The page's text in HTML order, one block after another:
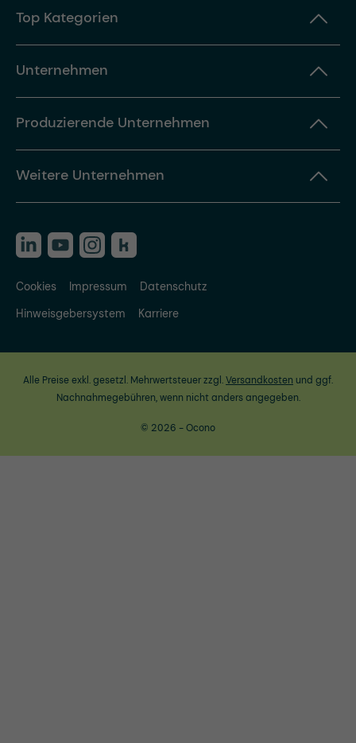
Top Kategorien
Unternehmen
Produzierende Unternehmen
Weitere Unternehmen
Cookies Impressum
Datenschutz
Hinweisgebersystem
Karriere
Alle Preise exkl. gesetzl. Mehrwertsteuer zzgl.Versandkosten und ggf.
Nachnahmegebühren, wenn nicht anders angegeben.
© 2026 - Ocono